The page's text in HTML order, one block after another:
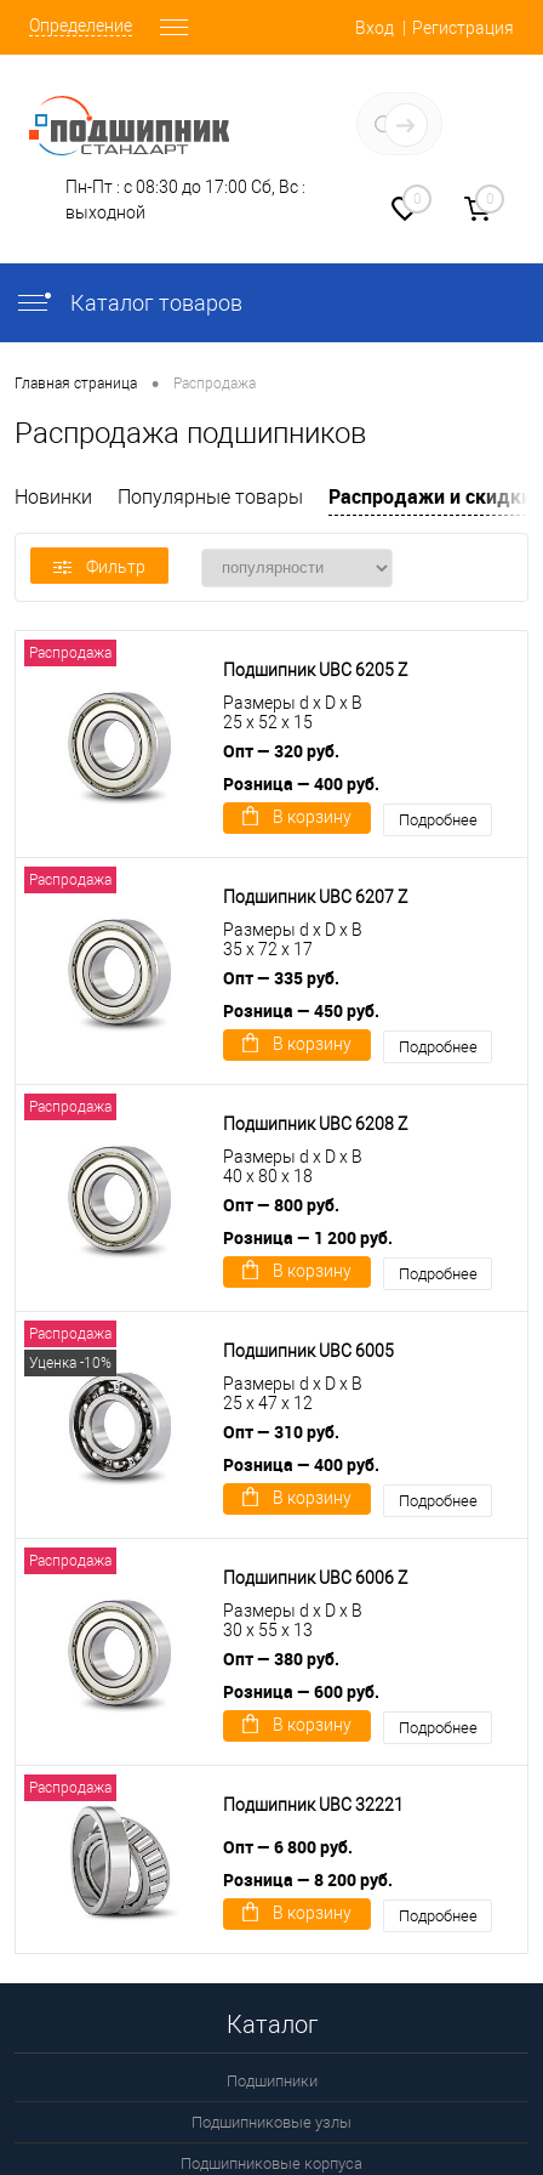
Определение Вход Регистрация
Пн-Пт : с 08:30 до 17:00 Сб, Вс :
выходной
0 0
Каталог товаров
Главная страница • Распродажа
Распродажа подшипников
Новинки Популярные товары Распродажи и скидки
Фильтр
Распродажа
Подшипник UBC 6205 Z
Размеры d x D x B
25 x 52 x 15
Опт — 320 руб.
Розница — 400 руб.
В корзину Подробнее
Распродажа
Подшипник UBC 6207 Z
Размеры d x D x B
35 x 72 x 17
Опт — 335 руб.
Розница — 450 руб.
В корзину Подробнее
Распродажа
Подшипник UBC 6208 Z
Размеры d x D x B
40 x 80 x 18
Опт — 800 руб.
Розница — 1 200 руб.
В корзину Подробнее
Распродажа
Уценка -10%
Подшипник UBC 6005
Размеры d x D x B
25 x 47 x 12
Опт — 310 руб.
Розница — 400 руб.
В корзину Подробнее
Распродажа
Подшипник UBC 6006 Z
Размеры d x D x B
30 x 55 x 13
Опт — 380 руб.
Розница — 600 руб.
В корзину Подробнее
Распродажа
Подшипник UBC 32221
Опт — 6 800 руб.
Розница — 8 200 руб.
В корзину Подробнее
Каталог
Подшипники
Подшипниковые узлы
Подшипниковые корпуса